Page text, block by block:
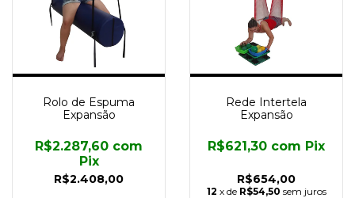
Rolo de Espuma
Expansão
R$2.408,00
R$2.287,60 com
Pix
Rede Intertela
Expansão
R$654,00
R$621,30 com Pix
12 x de R$54,50 sem juros